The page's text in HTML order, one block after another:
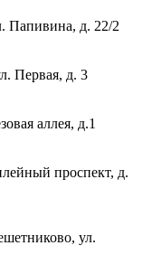
Папивина, д. 22/2
Первая, д. 3
аллея, д.1
проспект, д.
ул.